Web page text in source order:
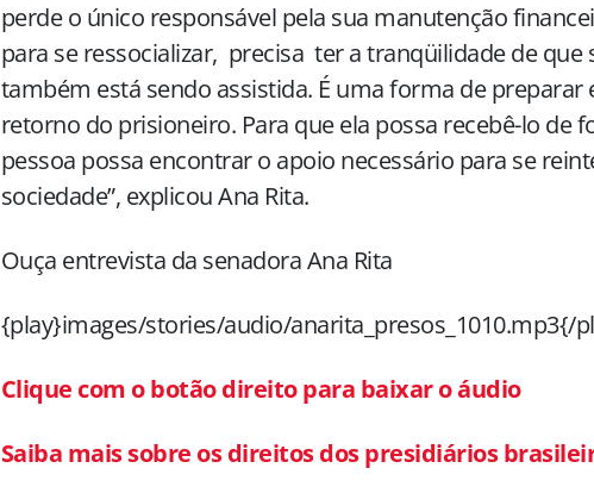
perde o único responsável pela sua manutenção
para se ressocializar, precisa ter a tranqüilidade de que
também está sendo assistida. É uma forma de preparar
retorno do prisioneiro. Para que ela possa recebê-lo de
pessoa possa encontrar o apoio necessário para se
sociedade”, explicou Ana Rita.
Ouça entrevista da senadora Ana Rita
{play}images/stories/audio/anarita_presos_1010.mp3{/
Clique com o botão direito para baixar o áudio
Saiba mais sobre os direitos dos presidiários